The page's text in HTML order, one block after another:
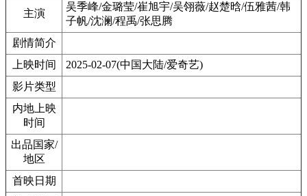
主演
吴季峰/金璐莹/崔旭宇/吴翎薇/赵楚晗/伍雅茜/韩
子帆/沈澜/程禹/张思腾
剧情简介
上映时间
2025-02-07(中国大陆/爱奇艺)
影片类型
内地上映
时间
出品国家/
地区
首映日期